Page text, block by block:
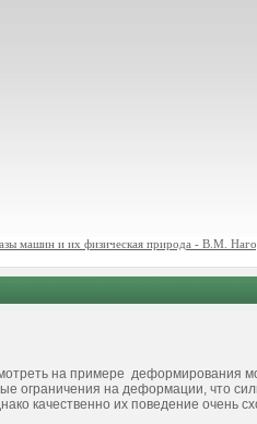
машин и их физическая природа - В.М.
на примере деформирования
ограничения на деформации, что
качественно их поведение очень